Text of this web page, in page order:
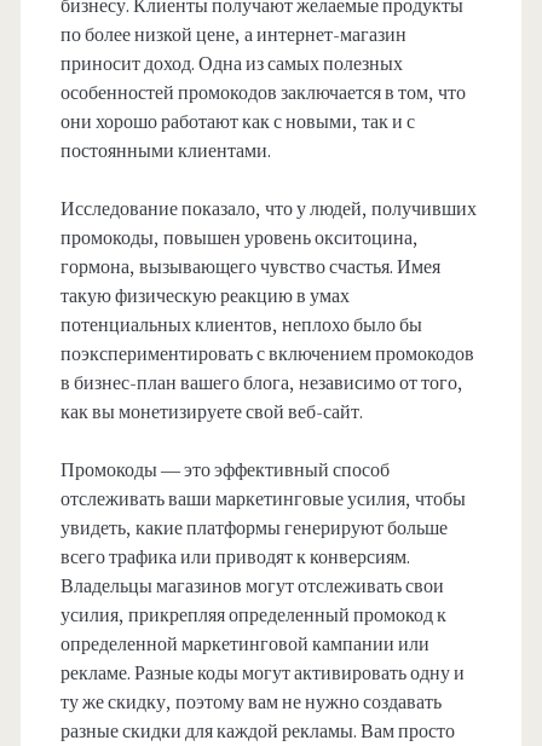
бизнесу. Клиенты получают желаемые продукты
по более низкой цене, а интернет-магазин
приносит доход. Одна из самых полезных
особенностей промокодов заключается в том, что
они хорошо работают как с новыми, так и с
постоянными клиентами.
Исследование показало, что у людей, получивших
промокоды, повышен уровень окситоцина,
гормона, вызывающего чувство счастья. Имея
такую ​​физическую реакцию в умах
потенциальных клиентов, неплохо было бы
поэкспериментировать с включением промокодов
в бизнес-план вашего блога, независимо от того,
как вы монетизируете свой веб-сайт.
Промокоды — это эффективный способ
отслеживать ваши маркетинговые усилия, чтобы
увидеть, какие платформы генерируют больше
всего трафика или приводят к конверсиям.
Владельцы магазинов могут отслеживать свои
усилия, прикрепляя определенный промокод к
определенной маркетинговой кампании или
рекламе. Разные коды могут активировать одну и
ту же скидку, поэтому вам не нужно создавать
разные скидки для каждой рекламы. Вам просто